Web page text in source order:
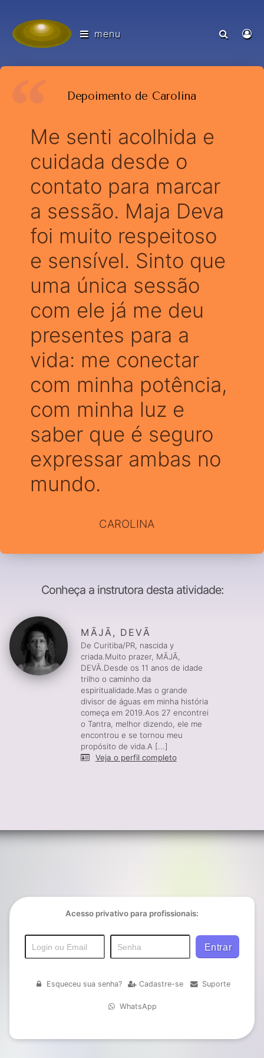
menu
Depoimento de Carolina
Me senti acolhida e
cuidada desde o
contato para marcar
a sessão. Maja Deva
foi muito respeitoso
e sensível. Sinto que
uma única sessão
com ele já me deu
presentes para a
vida: me conectar
com minha potência,
com minha luz e
saber que é seguro
expressar ambas no
mundo.
CAROLINA
Conheça a instrutora desta atividade:
MĀJĀ, DEVĀ
De Curitiba/PR, nascida y
criada.Muito prazer, MĀJĀ,
DEVĀ.Desde os 11 anos de idade
trilho o caminho da
espiritualidade.Mas o grande
divisor de águas em minha história
começa em 2019.Aos 27 encontrei
o Tantra, melhor dizendo, ele me
encontrou e se tornou meu
propósito de vida.A [...]
Veja o perfil completo
Acesso privativo para profissionais:
Esqueceu sua senha? Cadastre-se Suporte
WhatsApp